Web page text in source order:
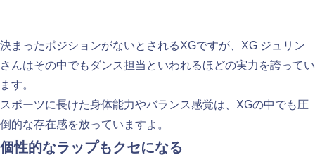
決まったポジションがないとされるXGですが、XG ジュリン
さんはその中でもダンス担当といわれるほどの実力を誇ってい
ます。
スポーツに長けた身体能力やバランス感覚は、XGの中でも圧
倒的な存在感を放っていますよ。
個性的なラップもクセになる